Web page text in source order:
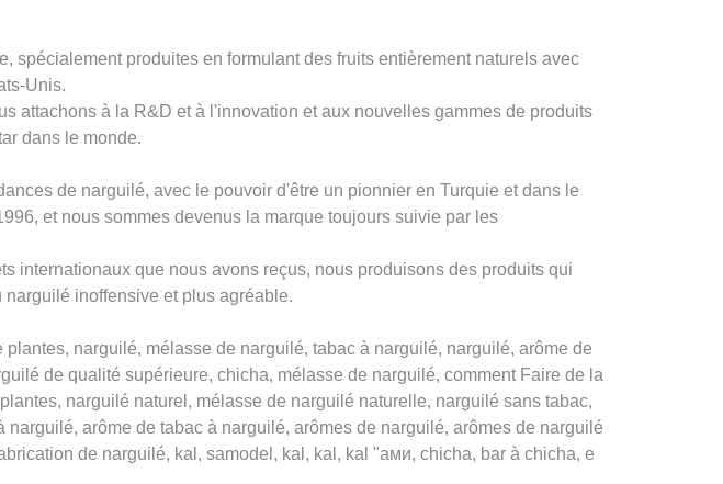
spécialement produites en formulant des fruits entièrement naturels avec
Unis.
attachons à la R&D et à l'innovation et aux nouvelles gammes de produits
dans le monde.
de narguilé, avec le pouvoir d'être un pionnier en Turquie et dans le
et nous sommes devenus la marque toujours suivie par les
internationaux que nous avons reçus, nous produisons des produits qui
inoffensive et plus agréable.
narguilé, mélasse de narguilé, tabac à narguilé, narguilé, arôme de
de qualité supérieure, chicha, mélasse de narguilé, comment Faire de la
narguilé naturel, mélasse de narguilé naturelle, narguilé sans tabac,
arôme de tabac à narguilé, arômes de narguilé, arômes de narguilé
de narguilé, kal, samodel, kal, kal, kal "ами, chicha, bar à chicha, e